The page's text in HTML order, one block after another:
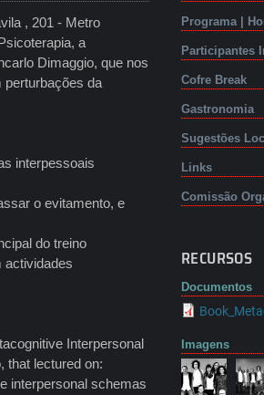
, 201 - Metro
a
Dimaggio, que nos
perturbações da
interpessoais
o evitamento, e
do treino
actividades
Interpersonal
that lectured on:
interpersonal schemas
Programa |
Participantes
Cofre Break
Gastronomia
Sugestões
Links
Comissão
RECURSOS
Documentos
Imagens